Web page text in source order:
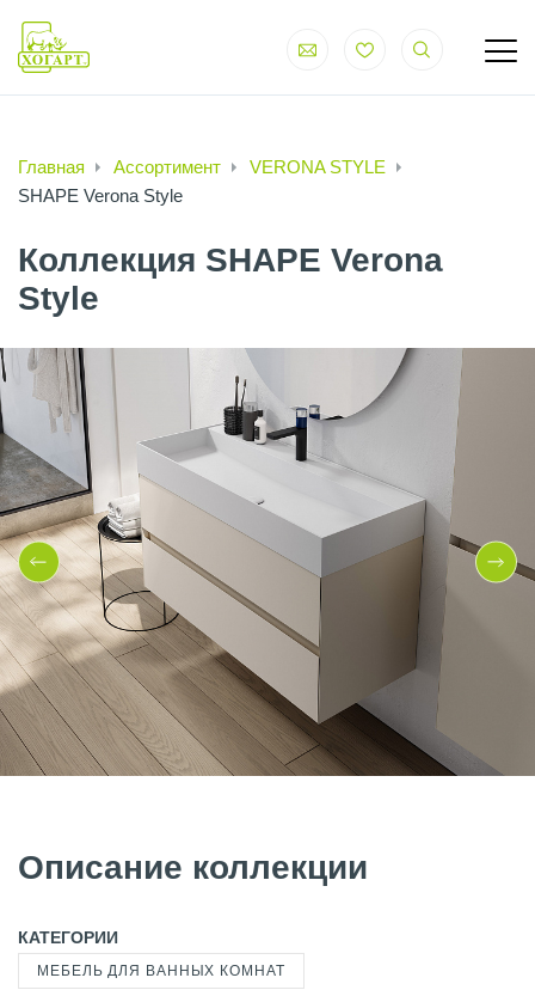
Главная Ассортимент
VERONA STYLE
SHAPE Verona Style
Коллекция SHAPE Verona
Style
Описание коллекции
КАТЕГОРИИ
МЕБЕЛЬ ДЛЯ ВАННЫХ КОМНАТ